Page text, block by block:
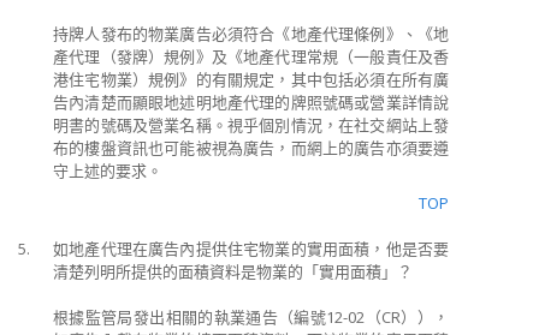
持牌人發布的物業廣告必須符合《地產代理條例》、《地
產代理（發牌）規例》及《地產代理常規（一般責任及香
港住宅物業）規例》的有關規定，其中包括必須在所有廣
告內清楚而顯眼地述明地產代理的牌照號碼或營業詳情說
明書的號碼及營業名稱。視乎個別情況，在社交網站上發
布的樓盤資訊也可能被視為廣告，而網上的廣告亦須要遵
守上述的要求。
TOP
5.
如地產代理在廣告內提供住宅物業的實用面積，他是否要
清楚列明所提供的面積資料是物業的「實用面積」？
根據監管局發出相關的執業通告（編號12-02（CR）），